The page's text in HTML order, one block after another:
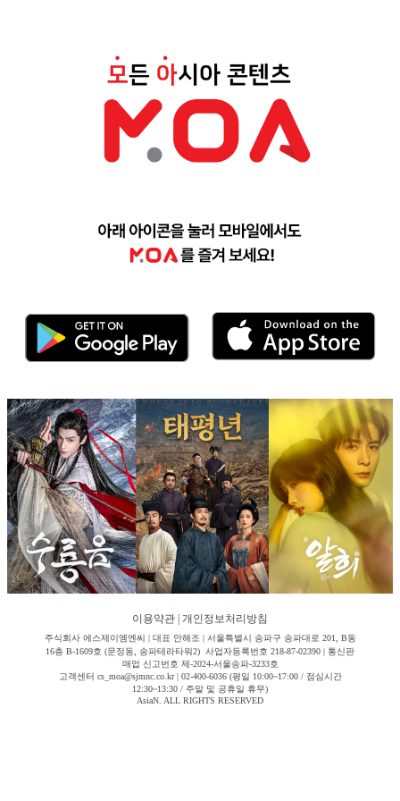
이용약관 개인정보처리방침
주식회사 에스제이엠엔씨 | 대표 안해조 | 서울특별시 송파구 송파대로 201, B동
16층 B-1609호 (문정동, 송파테라타워2) 사업자등록번호 218-87-02390 | 통신판
매업 신고번호 제-2024-서울송파-3233호
고객센터 cs_moa@sjmnc.co.kr | 02-400-6036 (평일 10:00~17:00 / 점심시간
12:30~13:30 / 주말 및 공휴일 휴무)
AsiaN. ALL RIGHTS RESERVED